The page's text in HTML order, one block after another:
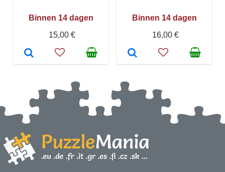
Binnen 14 dagen
15,00 €
Binnen 14 dagen
16,00 €